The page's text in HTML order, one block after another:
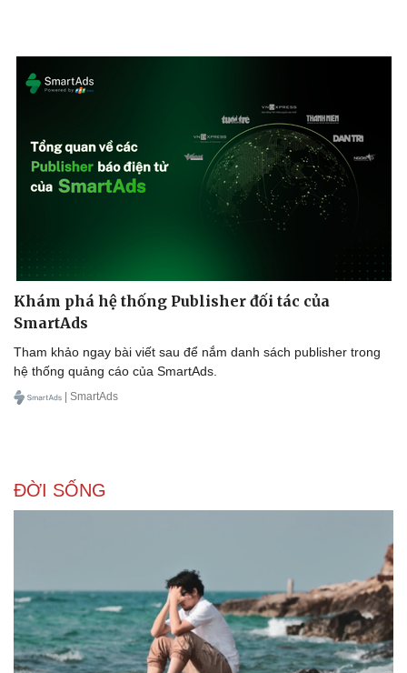
Doanh nghiệp
Doanh nhân
Vì cộng đồng
Sành điệu
Tin Công nghệ
Trải nghiệm
Chuyển đổi số
Khám phá hệ thống Publisher đối tác của
SmartAds
Tham khảo ngay bài viết sau để nắm danh sách publisher trong
hệ thống quảng cáo của SmartAds.
| SmartAds
ĐỜI SỐNG